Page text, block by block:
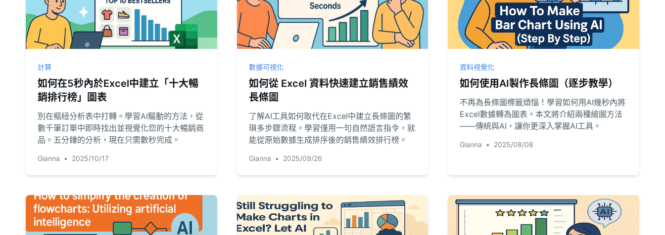
計算
如何在5秒內於Excel中建立「十大暢
銷排行榜」圖表
別在樞紐分析表中打轉。學習AI驅動的方法，從
數千筆訂單中即時找出並視覺化您的十大暢銷商
品。五分鐘的分析，現在只需數秒完成。
Gianna • 2025/10/17
數據可視化
如何從 Excel 資料快速建立銷售績效
長條圖
了解AI工具如何取代在Excel中建立長條圖的繁
瑣多步驟流程。學習僅用一句自然語言指令，就
能從原始數據生成排序後的銷售績效排行榜。
Gianna • 2025/09/26
資料視覺化
如何使用AI製作長條圖（逐步教學）
不再為長條圖標籤煩惱！學習如何用AI幾秒內將
Excel數據轉為圖表。本文將介紹兩種繪圖方法
——傳統與AI，讓你更深入掌握AI工具。
Gianna • 2025/08/08